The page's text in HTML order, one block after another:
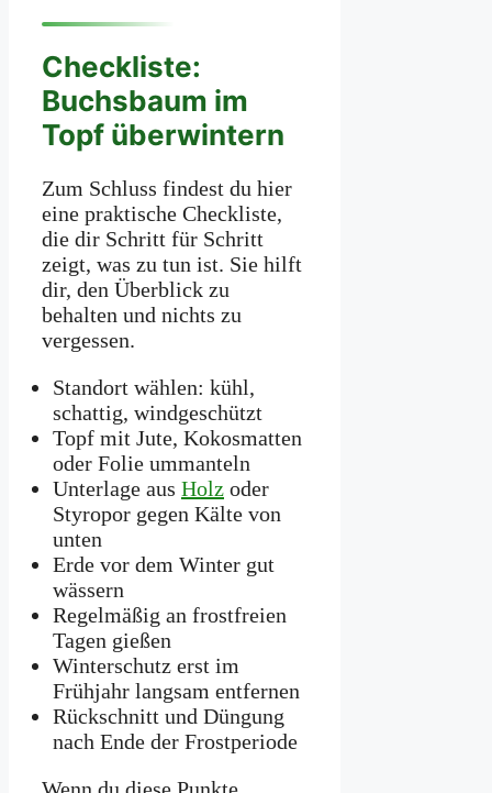
Checkliste:
Buchsbaum im
Topf überwintern
Zum Schluss findest du hier
eine praktische Checkliste,
die dir Schritt für Schritt
zeigt, was zu tun ist. Sie hilft
dir, den Überblick zu
behalten und nichts zu
vergessen.
Standort wählen: kühl,
schattig, windgeschützt
Topf mit Jute, Kokosmatten
oder Folie ummanteln
Unterlage aus Holz oder
Styropor gegen Kälte von
unten
Erde vor dem Winter gut
wässern
Regelmäßig an frostfreien
Tagen gießen
Winterschutz erst im
Frühjahr langsam entfernen
Rückschnitt und Düngung
nach Ende der Frostperiode